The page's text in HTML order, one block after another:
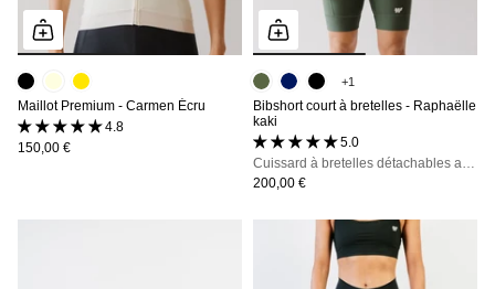
Maillot Premium - Carmen Écru
4.8 (5 avis)
150,00 €
+1
Bibshort court à bretelles - Raphaëlle
kaki
5.0 (53 avis)
200,00 €